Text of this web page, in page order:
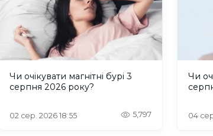
Чи очікувати магнітні бурі 3
серпня 2026 року?
02 сер. 2026 18:55 5,797
Чи
04